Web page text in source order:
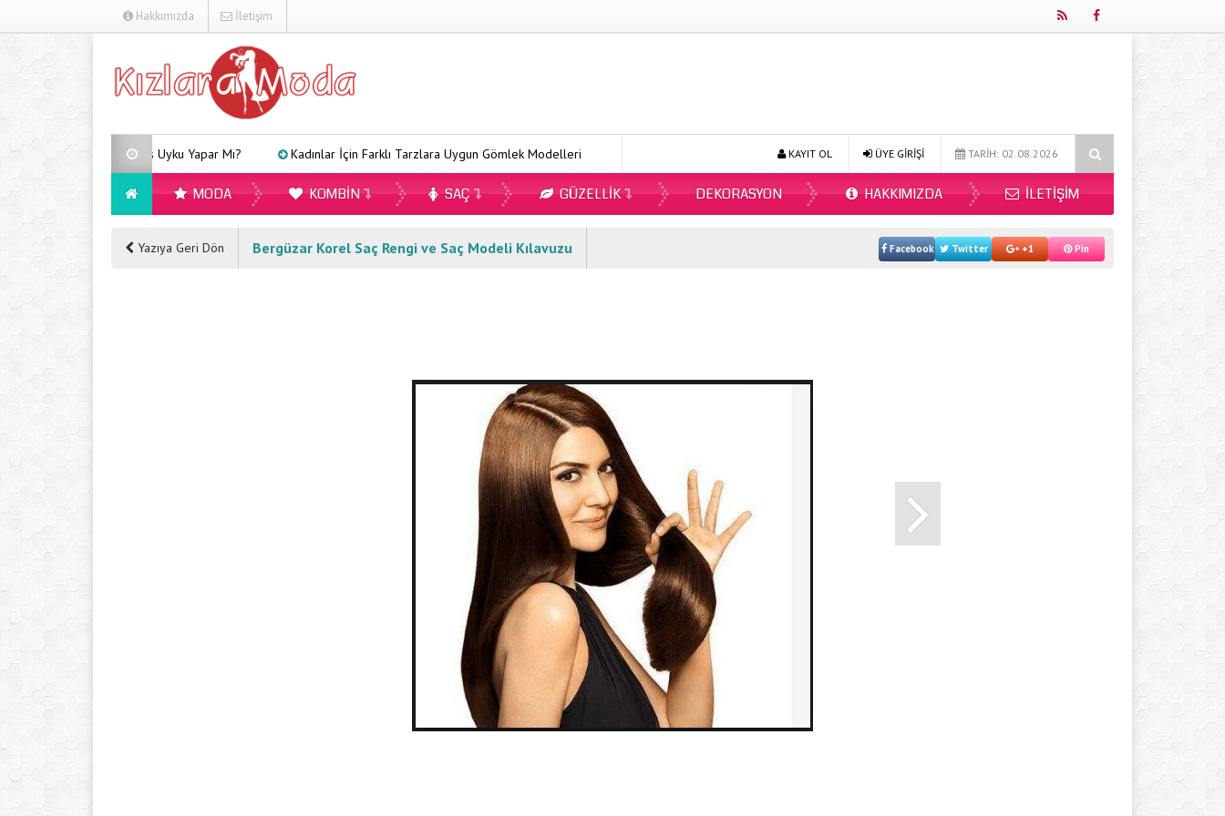
Hakkımızda İletişim
Arveles Uyku Yapar Mı? Kadınlar İçin Farklı Tarzlara Uygun Gömlek Modelleri Online Diyetisyen ile Sağlıklı Beslenmenin Yeni Adresi: Fitdiyet.net
TARİH: 02.08.2026
ÜYE GİRİŞİ
KAYIT OL
MODA KOMBIN SAÇ GÜZELLIK DEKORASYON HAKKIMIZDA İLETIŞIM
Yazıya Geri Dön Bergüzar Korel Saç Rengi ve Saç Modeli Kılavuzu Facebook Twitter +1 Pin